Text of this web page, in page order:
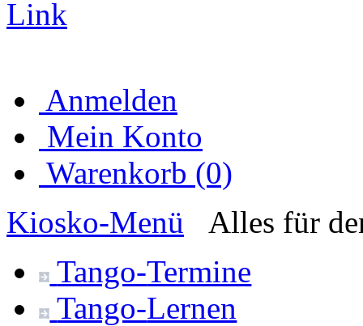
Anmelden
Mein Konto
Warenkorb (0)
Kiosko-Menü
Alles für
Tango-Termine
Tango-Lernen